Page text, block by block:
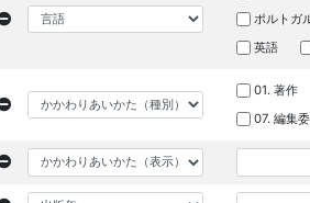
ポルトガ
英語
01. 著作
07. 編集